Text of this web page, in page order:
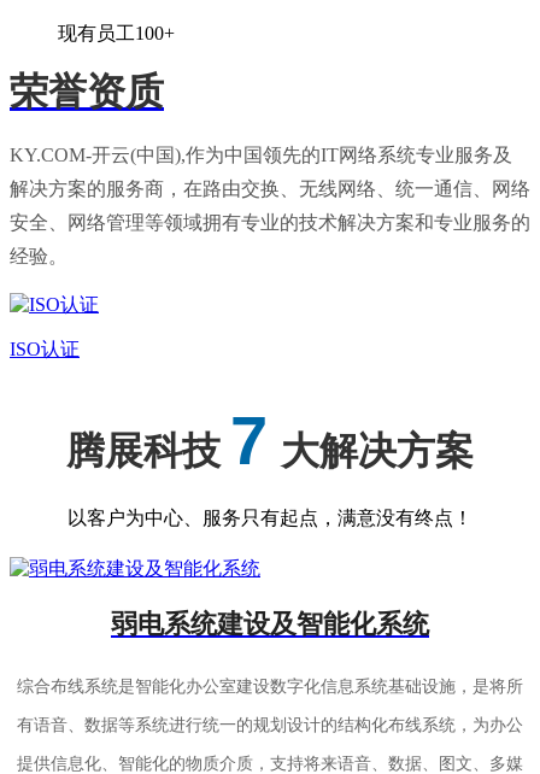
现有员工100+
荣誉资质
KY.COM-开云(中国),作为中国领先的IT网络系统专业服务及
解决方案的服务商，在路由交换、无线网络、统一通信、网络
安全、网络管理等领域拥有专业的技术解决方案和专业服务的
经验。
ISO认证
腾展科技 7 大解决方案
以客户为中心、服务只有起点，满意没有终点！
弱电系统建设及智能化系统
综合布线系统是智能化办公室建设数字化信息系统基础设施，是将所
有语音、数据等系统进行统一的规划设计的结构化布线系统，为办公
提供信息化、智能化的物质介质，支持将来语音、数据、图文、多媒